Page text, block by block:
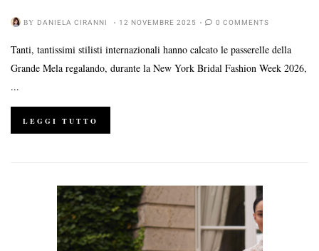
BY DANIELA CIRANNI 12 NOVEMBRE 2025 0 COMMENTS
Tanti, tantissimi stilisti internazionali hanno calcato le passerelle della
Grande Mela regalando, durante la New York Bridal Fashion Week 2026,
...
LEGGI TUTTO